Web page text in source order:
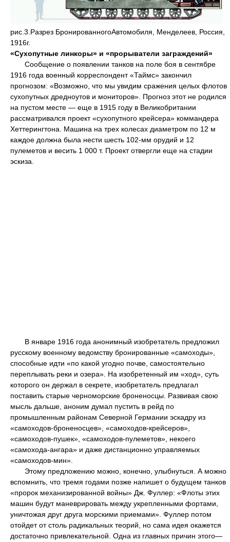
рис.3.Разрез БронированногоАвтомобиля, Менделеев, Россия,
1916г.
«Сухопутные линкоры» и «прорыватели заграждений»
Сообщение о появлении танков на поле боя в сентябре
1916 года военный корреспондент «Таймс» закончил
прогнозом: «Возможно, что мы увидим сражения целых флотов
сухопутных дредноутов и мониторов». Прогноз этот не родился
на пустом месте — еще в 1915 году в Великобритании
рассматривался проект «сухопутного крейсера» коммандера
Хеттерингтона. Машина на трех колесах диаметром по 12 м
каждое должна была нести шесть 102-мм орудий и 12
пулеметов и весить 1 000 т. Проект отвергли еще на стадии
эскиза.
В январе 1916 года анонимный изобретатель предложил
русскому военному ведомству бронированные «самоходы»,
способные идти «по какой угодно почве, самостоятельно
переплывать реки и озера». На изобретенный им «ход», суть
которого он держал в секрете, изобретатель предлагал
поставить старые черноморские броненосцы. Развивая свою
мысль дальше, аноним думал пустить в рейд по
промышленным районам Северной Германии эскадру из
«самоходов-броненосцев», «самоходов-крейсеров»,
«самоходов-пушек», «самоходов-пулеметов», некоего
«самохода-ангара» и даже дистанционно управляемых
«самоходов-мин».
Этому предложению можно, конечно, улыбнуться. А можно
вспомнить, что тремя годами позже напишет о будущем танков
«пророк механизированной войны» Дж. Фуллер: «Флоты этих
машин будут маневрировать между укрепленными фортами,
уничтожая друг друга морскими приемами». Фуллер потом
отойдет от столь радикальных теорий, но сама идея окажется
достаточно привлекательной. Одна из главных причин этого—